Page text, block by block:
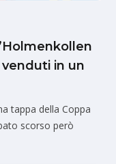
in un
tappa della Coppa
scorso però